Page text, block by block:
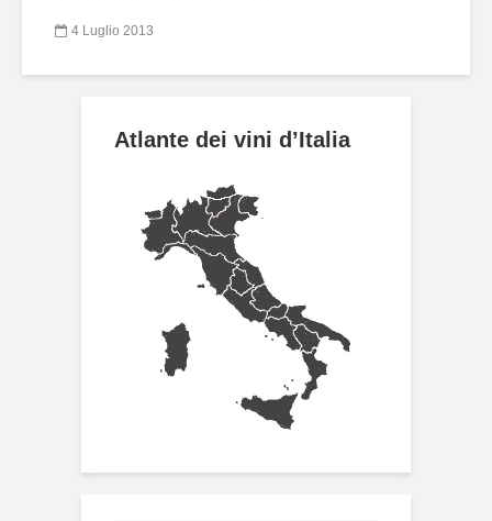
4 Luglio 2013
Atlante dei vini d’Italia